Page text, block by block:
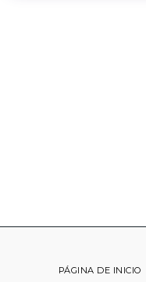
PÁGINA DE INICIO